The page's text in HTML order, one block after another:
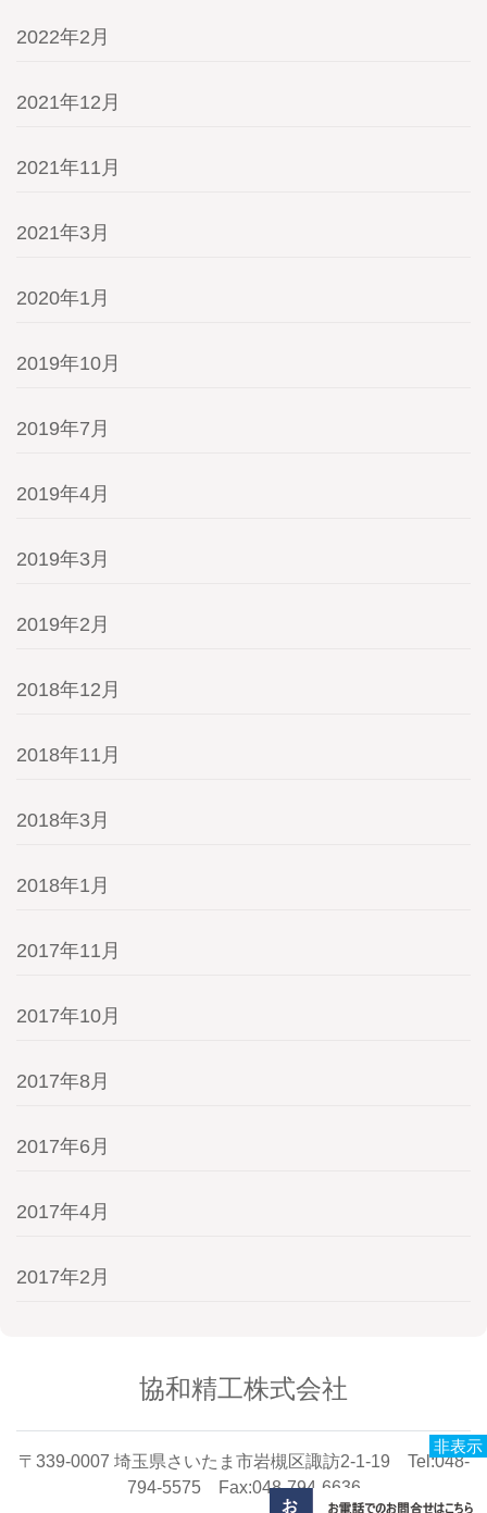
2022年2月
2021年12月
2021年11月
2021年3月
2020年1月
2019年10月
2019年7月
2019年4月
2019年3月
2019年2月
2018年12月
2018年11月
2018年3月
2018年1月
2017年11月
2017年10月
2017年8月
2017年6月
2017年4月
2017年2月
協和精工株式会社
〒339-0007 埼玉県さいたま市岩槻区諏訪2-1-19 Tel:048-
794-5575 Fax:048-794-6636
非表示